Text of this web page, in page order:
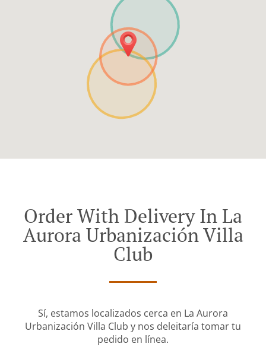
Order With Delivery In La
Aurora Urbanización Villa
Club
Sí, estamos localizados cerca en La Aurora
Urbanización Villa Club y nos deleitaría tomar tu
pedido en línea.